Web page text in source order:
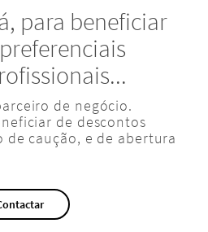
para beneficiar
de negócio.
de descontos
de caução, e de abertura